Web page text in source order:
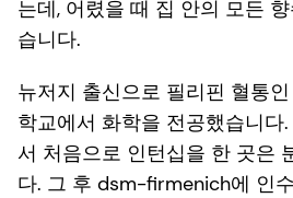
는데, 어렸을 때 집 안의 모든
습니다.
뉴저지 출신으로 필리핀 혈통
학교에서 화학을 전공했습니다
서 처음으로 인턴십을 한 곳은
다. 그 후 dsm-firmenich에 인